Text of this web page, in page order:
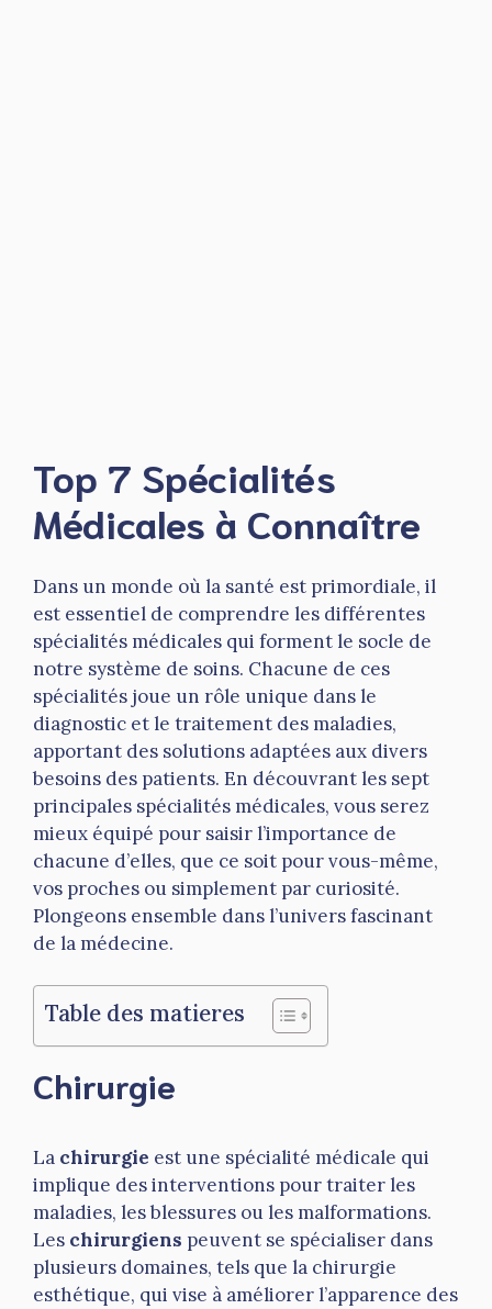
Top 7 Spécialités
Médicales à Connaître
Dans un monde où la santé est primordiale, il
est essentiel de comprendre les différentes
spécialités médicales qui forment le socle de
notre système de soins. Chacune de ces
spécialités joue un rôle unique dans le
diagnostic et le traitement des maladies,
apportant des solutions adaptées aux divers
besoins des patients. En découvrant les sept
principales spécialités médicales, vous serez
mieux équipé pour saisir l’importance de
chacune d’elles, que ce soit pour vous-même,
vos proches ou simplement par curiosité.
Plongeons ensemble dans l’univers fascinant
de la médecine.
Table des matieres
Chirurgie
La chirurgie est une spécialité médicale qui
implique des interventions pour traiter les
maladies, les blessures ou les malformations.
Les chirurgiens peuvent se spécialiser dans
plusieurs domaines, tels que la chirurgie
esthétique, qui vise à améliorer l’apparence des